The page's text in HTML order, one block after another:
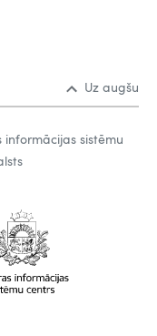
Uz augšu
informācijas sistēmu